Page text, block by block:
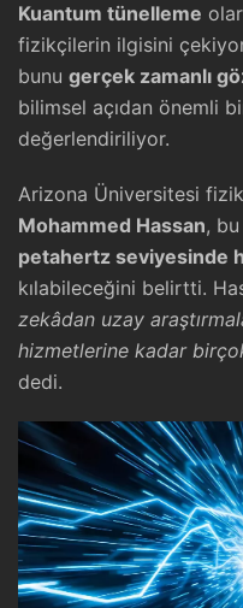
Kuantum tünelleme
fizikçilerin ilgisini
bunu gerçek zamanlı
bilimsel açıdan önemli
değerlendiriliyor.
Arizona Üniversitesi
Mohammed Hassan,
petahertz seviyesinde
kılabileceğini belirtti.
zekâdan uzay
hizmetlerine kadar
dedi.